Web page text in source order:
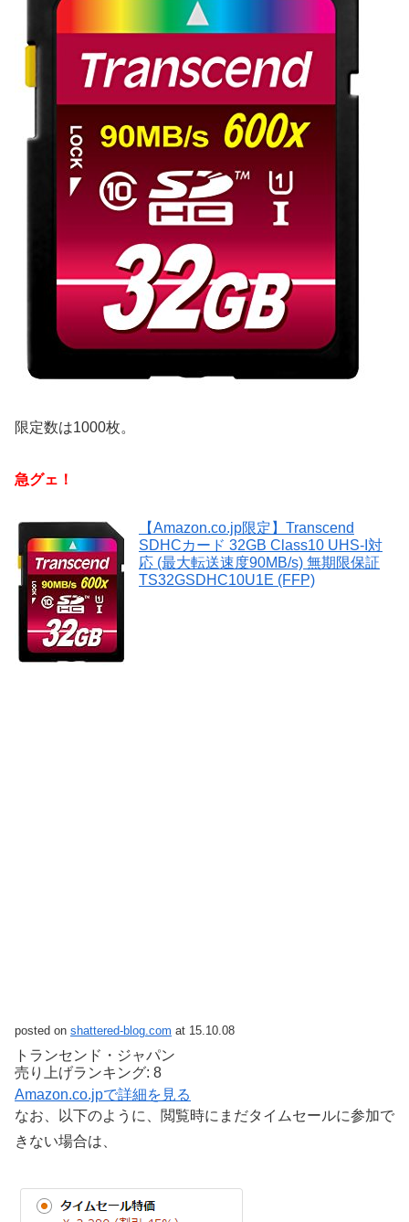
限定数は1000枚。
急グェ！
【Amazon.co.jp限定】Transcend
SDHCカード 32GB Class10 UHS-I対
応 (最大転送速度90MB/s) 無期限保証
TS32GSDHC10U1E (FFP)
posted on shattered-blog.com at 15.10.08
トランセンド・ジャパン
売り上げランキング: 8
Amazon.co.jpで詳細を見る
なお、以下のように、閲覧時にまだタイムセールに参加で
きない場合は、